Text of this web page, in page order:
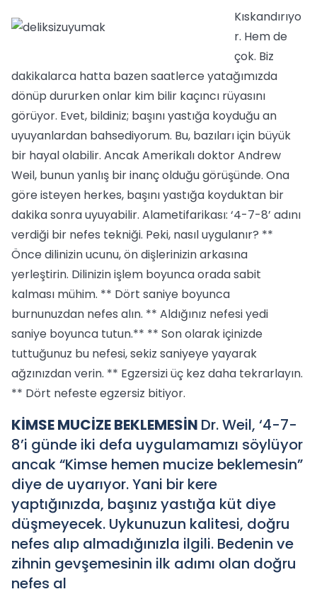
Kıskandırıyo
r. Hem de
çok. Biz
dakikalarca hatta bazen saatlerce yatağımızda
dönüp dururken onlar kim bilir kaçıncı rüyasını
görüyor. Evet, bildiniz; başını yastığa koyduğu an
uyuyanlardan bahsediyorum. Bu, bazıları için büyük
bir hayal olabilir. Ancak Amerikalı doktor Andrew
Weil, bunun yanlış bir inanç olduğu görüşünde. Ona
göre isteyen herkes, başını yastığa koyduktan bir
dakika sonra uyuyabilir. Alametifarikası: ‘4-7-8’ adını
verdiği bir nefes tekniği. Peki, nasıl uygulanır? **
Önce dilinizin ucunu, ön dişlerinizin arkasına
yerleştirin. Dilinizin işlem boyunca orada sabit
kalması mühim. ** Dört saniye boyunca
burnunuzdan nefes alın. ** Aldığınız nefesi yedi
saniye boyunca tutun.** ** Son olarak içinizde
tuttuğunuz bu nefesi, sekiz saniyeye yayarak
ağzınızdan verin. ** Egzersizi üç kez daha tekrarlayın.
** Dört nefeste egzersiz bitiyor.
KİMSE MUCİZE BEKLEMESİN Dr. Weil, ‘4-7-
8’i günde iki defa uygulamamızı söylüyor
ancak “Kimse hemen mucize beklemesin”
diye de uyarıyor. Yani bir kere
yaptığınızda, başınız yastığa küt diye
düşmeyecek. Uykunuzun kalitesi, doğru
nefes alıp almadığınızla ilgili. Bedenin ve
zihnin gevşemesinin ilk adımı olan doğru
nefes al